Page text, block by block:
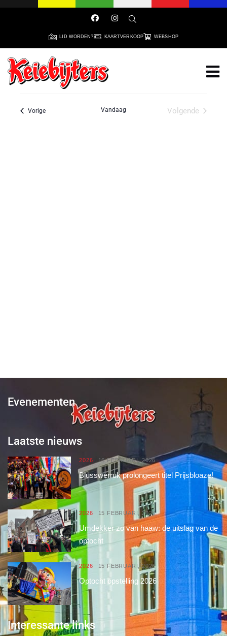
LID WORDEN? KAARTVERKOOP WEBSHOP
VorigeEvenementen Vandaag
Volgende
Evenementen
Laatste nieuws
2026 16 FEBRUARI, 2026
Blusswerruk prolongeert titel Prijsbloaze!
2026 15 FEBRUARI, 2026
Umdekker zo van haaw: de uitslag van de
optocht
2026 15 FEBRUARI, 2026
Optocht opstelling 2026
Interessante links